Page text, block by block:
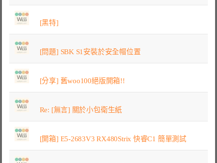
[黑特]
[問題] SBK S1安裝於安全帽位置
[分享] 舊woo100絕版開箱!!
Re: [無言] 關於小包衛生紙
[開箱] E5-2683V3 RX480Strix 快睿C1 簡單測試